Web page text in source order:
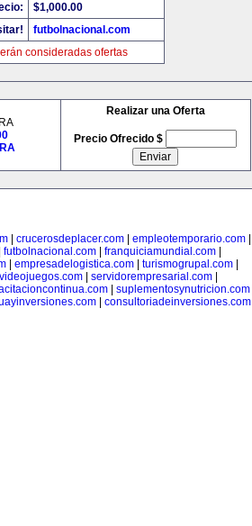
$1,000.00
futbolnacional.com
consideradas ofertas
Realizar una Oferta
Precio Ofrecido $
| crucerosdeplacer.com| empleotemporario.com|
futbolnacional.com| franquiciamundial.com|
| empresadelogistica.com| turismogrupal.com|
| servidorempresarial.com|
| suplementosynutricion.com|
consultoriadeinversiones.com